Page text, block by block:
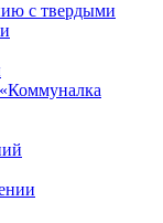
с твердыми